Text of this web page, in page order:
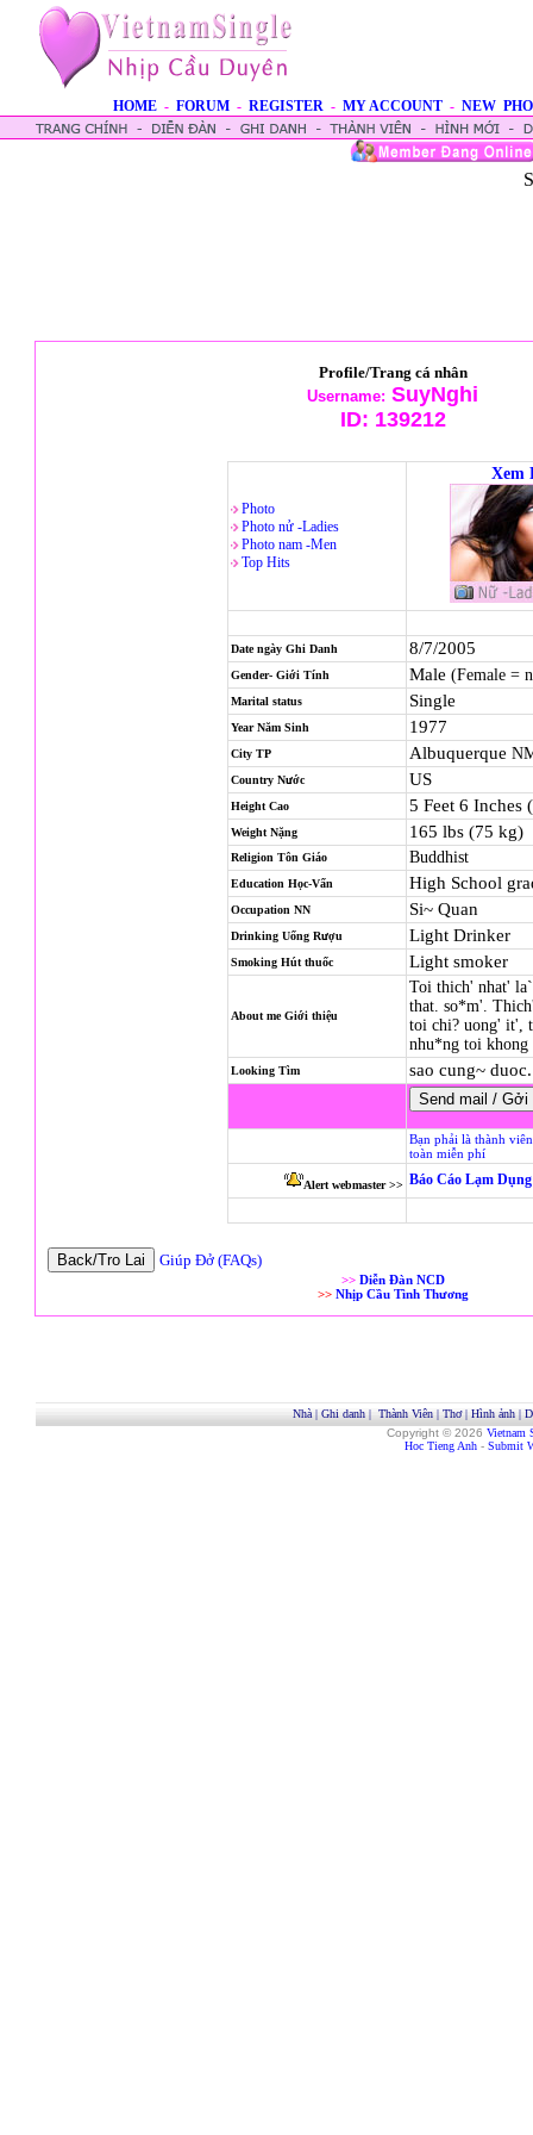
HOME - FORUM - REGISTER - MY ACCOUNT - NEW
Profile/Trang cá nhân
Username: SuyNghi
ID: 139212
Photo
Photo nử -Ladies
Photo nam -Men
Top Hits
Xem
Date ngày Ghi Danh 8/7/2005
Gender- Giới Tính Male (Female =
Marital status Single
Year Năm Sinh 1977
City TP Albuquerque
Country Nước US
Height Cao 5 Feet 6 Inches
Weight Nặng 165 lbs (75 kg)
Religion Tôn Giáo Buddhist
Education Học-Vấn High School
Occupation NN Si~ Quan
Drinking Uống Rượu Light Drinker
Smoking Hút thuốc Light smoker
About me Giới thiệu
Toi thich' nhat'
that. so*m'.
toi chi? uong' it',
nhu*ng toi
Looking Tìm sao cung~ duoc.
Bạn phải là thành
toàn miễn phí
Alert webmaster >> Báo Cáo Lạm
Giúp Đở (FAQs)
>> Diễn Đàn NCD
>> Nhịp Cầu Tình Thương
Nhà| Ghi danh| Thành Viên| Thơ| Hình ảnh|
Copyright © 2026 Vietnam
Hoc Tieng Anh - Submit